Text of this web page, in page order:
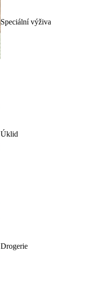
Speciální výživa
Úklid
Drogerie